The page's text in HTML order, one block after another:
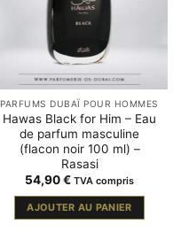
PARFUMS DUBAÏ POUR HOMMES
Hawas Black for Him – Eau
de parfum masculine
(flacon noir 100 ml) –
Rasasi
54,90€ TVA compris
AJOUTER AU PANIER